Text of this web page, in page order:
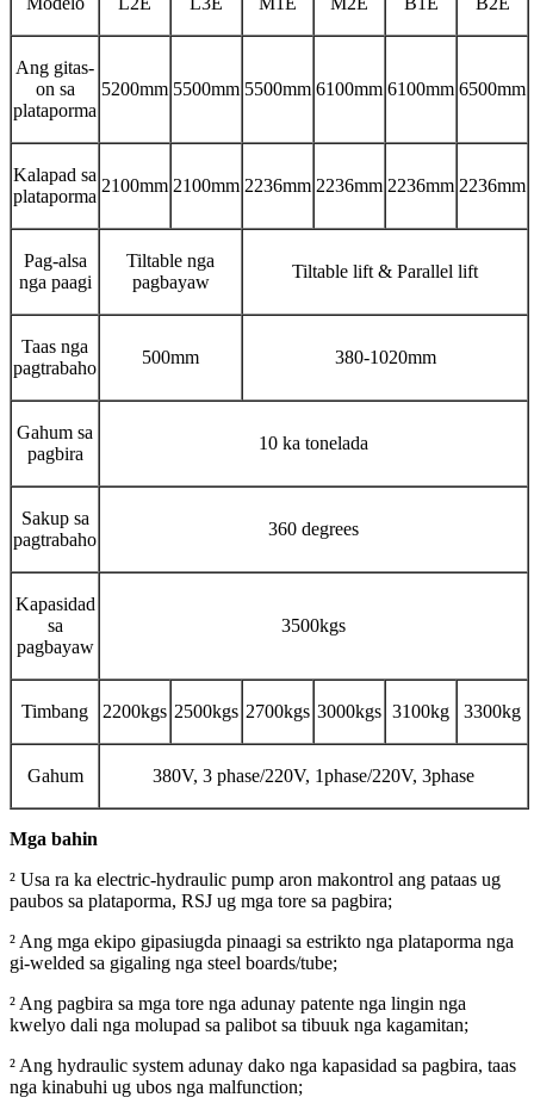
Ang gitas-
on sa
plataporma
5200mm 5500mm 5500mm 6100mm 6100mm 6500mm
Kalapad sa
plataporma
2100mm 2100mm 2236mm 2236mm 2236mm 2236mm
Pag-alsa
nga paagi
Tiltable nga
pagbayaw
Tiltable lift & Parallel lift
Taas nga
pagtrabaho
500mm 380-1020mm
Gahum sa
pagbira
10 ka tonelada
Sakup sa
pagtrabaho
360 degrees
Kapasidad
sa
pagbayaw
3500kgs
Timbang 2200kgs 2500kgs 2700kgs 3000kgs 3100kg 3300kg
Gahum 380V, 3 phase/220V, 1phase/220V, 3phase
Mga bahin
² Usa ra ka electric-hydraulic pump aron makontrol ang pataas ug
paubos sa plataporma, RSJ ug mga tore sa pagbira;
² Ang mga ekipo gipasiugda pinaagi sa estrikto nga plataporma nga
gi-welded sa gigaling nga steel boards/tube;
² Ang pagbira sa mga tore nga adunay patente nga lingin nga
kwelyo dali nga molupad sa palibot sa tibuuk nga kagamitan;
² Ang hydraulic system adunay dako nga kapasidad sa pagbira, taas
nga kinabuhi ug ubos nga malfunction;